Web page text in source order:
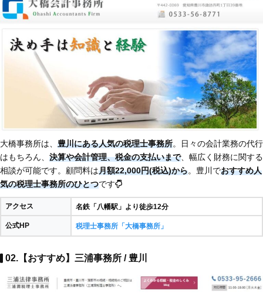
大橋事務所は、 豊川にある人気の税理士事務所。日々の会計業務の代行
はもちろん、 決算や会計管理、税金の支払いまで、幅広く財務に関する
相談が可能です。顧問料は月額22,000円(税込)から。豊川でおすすめ人
気の税理士事務所のひとつです
アクセス 名鉄「八幡駅」より徒歩12分
公式HP 税理士事務所「大橋事務所」
02.【おすすめ】三浦事務所 / 豊川